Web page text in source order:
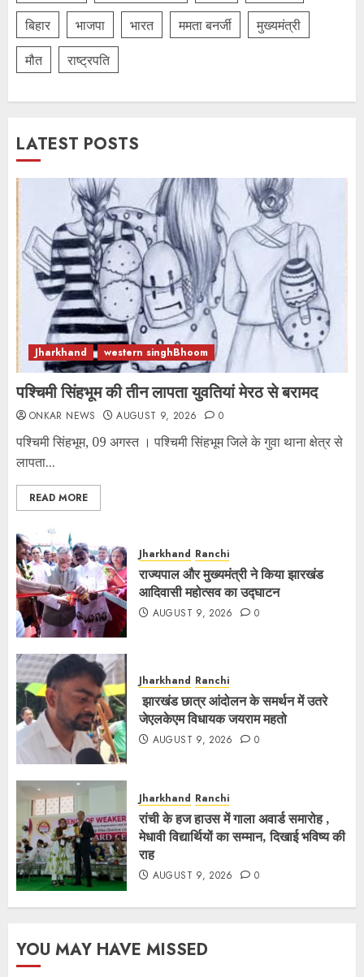
बिहार भाजपा भारत ममता बनर्जी
मुख्यमंत्री
मौत
राष्ट्रपति
LATEST POSTS
Jharkhand western singhBhoom
पश्चिमी सिंहभूम की तीन लापता युवतियां मेरठ से बरामद
ONKAR NEWS AUGUST 9, 2026 0
पश्चिमी सिंहभूम, 09 अगस्त । पश्चिमी सिंहभूम जिले के गुवा थाना क्षेत्र से
लापता...
READ MORE
Jharkhand Ranchi
राज्यपाल और मुख्यमंत्री ने किया झारखंड
आदिवासी महोत्सव का उद्घाटन
AUGUST 9, 2026 0
Jharkhand Ranchi
झारखंड छात्र आंदोलन के समर्थन में उतरे
जेएलकेएम विधायक जयराम महतो
AUGUST 9, 2026 0
Jharkhand Ranchi
रांची के हज हाउस में गाला अवार्ड समारोह ,
मेधावी विद्यार्थियों का सम्मान, दिखाई भविष्य की
राह
AUGUST 9, 2026 0
YOU MAY HAVE MISSED